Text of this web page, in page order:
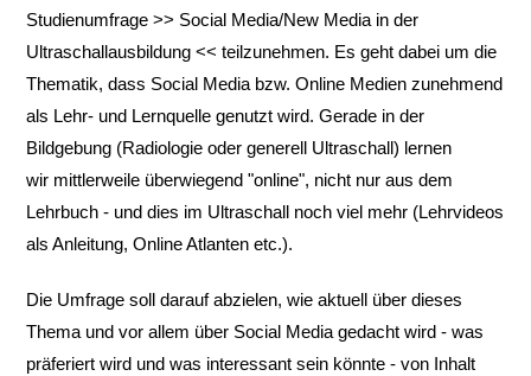
Studienumfrage >> Social Media/New Media in der
Ultraschallausbildung << teilzunehmen. Es geht dabei um die
Thematik, dass Social Media bzw. Online Medien zunehmend
als Lehr- und Lernquelle genutzt wird. Gerade in der
Bildgebung (Radiologie oder generell Ultraschall) lernen
wir mittlerweile überwiegend "online", nicht nur aus dem
Lehrbuch - und dies im Ultraschall noch viel mehr (Lehrvideos
als Anleitung, Online Atlanten etc.).
Die Umfrage soll darauf abzielen, wie aktuell über dieses
Thema und vor allem über Social Media gedacht wird - was
präferiert wird und was interessant sein könnte - von Inhalt